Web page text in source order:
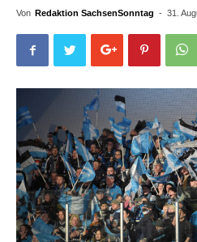
Von Redaktion SachsenSonntag - 31.